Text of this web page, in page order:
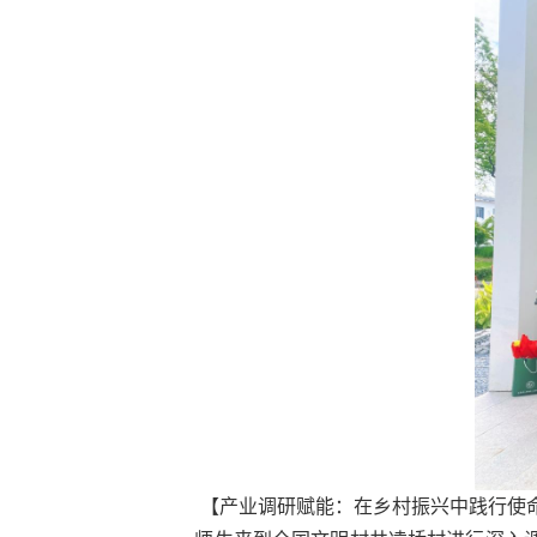
【产业调研赋能：在乡村振兴中践行使